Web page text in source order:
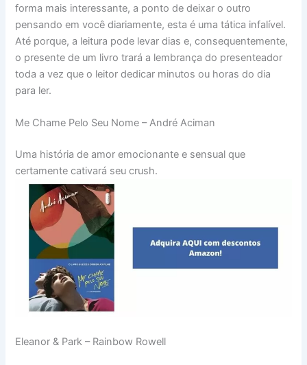
forma mais interessante, a ponto de deixar o outro
pensando em você diariamente, esta é uma tática infalível.
Até porque, a leitura pode levar dias e, consequentemente,
o presente de um livro trará a lembrança do presenteador
toda a vez que o leitor dedicar minutos ou horas do dia
para ler.
Me Chame Pelo Seu Nome – André Aciman
Uma história de amor emocionante e sensual que
certamente cativará seu crush.
Eleanor & Park – Rainbow Rowell